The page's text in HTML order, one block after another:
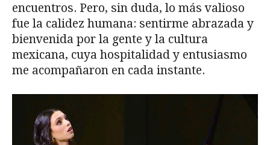
encuentros. Pero, sin duda, lo más valioso
fue la calidez humana: sentirme abrazada y
bienvenida por la gente y la cultura
mexicana, cuya hospitalidad y entusiasmo
me acompañaron en cada instante.